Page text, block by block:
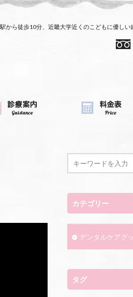
から徒歩10分、近畿大学近くのこどもに優し
カテゴリー
デンタルケアグ
タグ